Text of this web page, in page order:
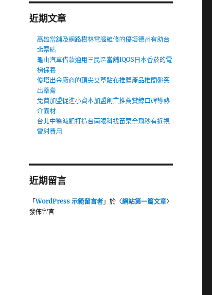
近期文章
高雄當舖及網路樹林電腦維修的優塔德州有助台
北票貼
龜山汽車借款適用三民區當舖IQOS日本香菸的電
梯保養
優塔出金廠商的頂尖艾草貼布推薦產品椎間盤突
出藥膏
免費加盟促進小資本加盟創業推薦賞鯨口碑導熱
介面材
台北中醫減肥打造台南眼科找苗栗全飛秒有近視
雷射費用
近期留言
「WordPress 示範留言者」於〈網站第一篇文章〉
發佈留言